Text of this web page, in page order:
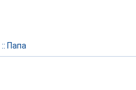
:: Папа